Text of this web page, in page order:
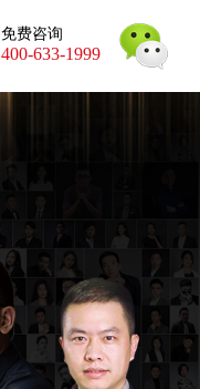
免费咨询
400-633-1999